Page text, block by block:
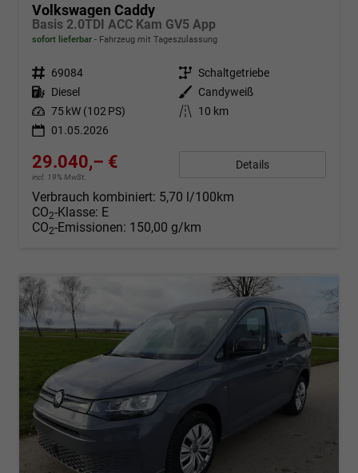
Volkswagen Caddy
Basis 2.0TDI ACC Kam GV5 App
sofort lieferbar Fahrzeug mit Tageszulassung
Fahrzeugnr. 69084 Getriebe Schaltgetriebe
Kraftstoff Diesel Außenfarbe
Candyweiß
Leistung 75 kW (102 PS) Kilometerstand
10 km
01.05.2026
29.040,– €
incl. 19% MwSt.
Details
Verbrauch kombiniert: 5,70 l/100km
CO2-Klasse: E
CO2-Emissionen: 150,00 g/km